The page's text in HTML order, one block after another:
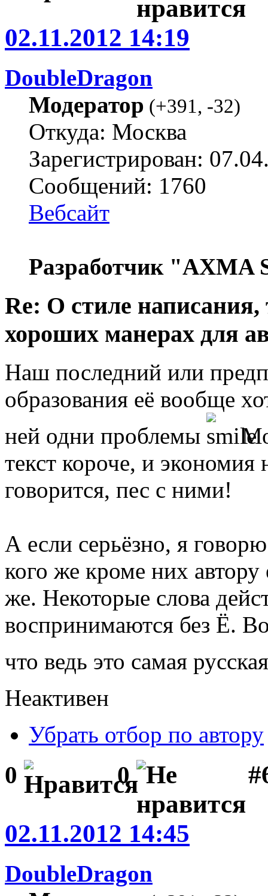
02.11.2012 14:19
DoubleDragon
Модератор (+391, -32)
Откуда: Москва
Зарегистрирован:
Сообщений: 1760
Вебсайт
Разработчик "AXMA
Re: О стиле
хороших манерах для
Наш последний или
образования её вообще
ней одни проблемы
текст короче, и экономия
говорится, пес с ними!
А если серьёзно, я
кого же кроме них
же. Некоторые слова
воспринимаются без Ё.
что ведь это самая
Неактивен
Убрать отбор по автору
0 0
02.11.2012 14:45
DoubleDragon